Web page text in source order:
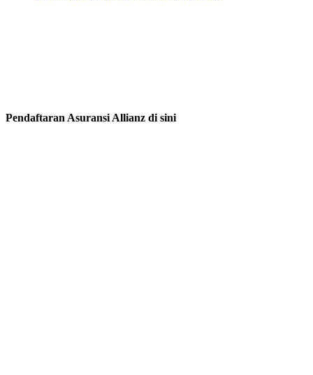
Pendaftaran Asuransi Allianz di sini